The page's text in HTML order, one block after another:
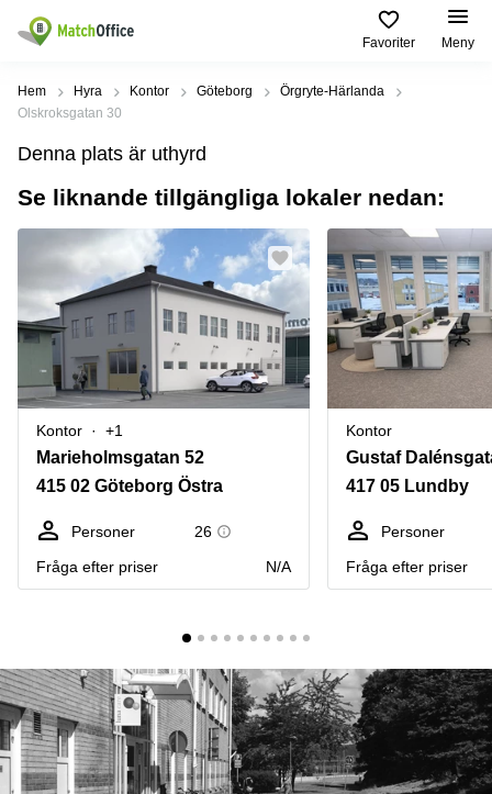
Favoriter Meny
Hyra / hyra ut
Kategorier
Kontor
Kontorshotell
Coworking
Lagerlokaler
Industrilokaler
Butikslokaler
Verkstad
kontor
Populära
Städer
Stockholm
Göteborg
Malmö
Uppsala
Norrköping
Östermalm
Skåne
Vasastan
Populära
sökningar
Kontorshotell
Stockholm
Hyra lokal
Stockholm
Kontorshotell
Göteborg
Coworking
Stockholm
Kontorshotell
Malmö
Coworking
Malmö
Lediga
lokaler
Hisingen
Lediga
lokaler
Hägersten
Hjälp
Om oss
Bli hyresvärd
Pris
Logga in
Hem Hyra Kontor Göteborg
Örgryte-Härlanda
Olskroksgatan 30
Denna plats är uthyrd
Se liknande tillgängliga lokaler nedan:
Kontor +1
Marieholmsgatan 52
415 02 Göteborg Östra
Personer
26
Fråga efter priser
N/A
Kontor
Gustaf
417 05 Lundby
Personer
Fråga efter priser